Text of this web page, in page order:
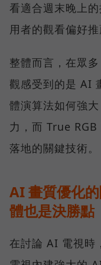
看適合週末晚上
用者的觀看偏好
整體而言，在眾
觀感受到的是 AI
體演算法如何強
力，而 True
落地的關鍵技術。
AI 畫質優化
體也是決勝點
在討論 AI 電視時